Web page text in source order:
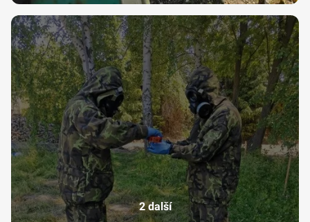
2 další